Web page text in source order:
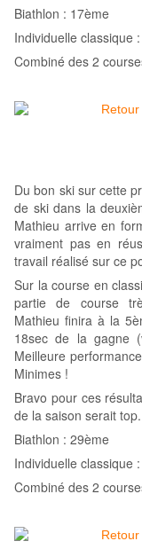
Biathlon : 17ème
Individuelle classique
Combiné des 2
Du bon ski sur cette
de ski dans la
Mathieu arrive en
vraiment pas en
travail réalisé sur ce
Sur la course en
partie de course
Mathieu finira à la
18sec de la gagne
Meilleure
Minimes !
Bravo pour ces
de la saison serait top.
Biathlon : 29ème
Individuelle classique
Combiné des 2